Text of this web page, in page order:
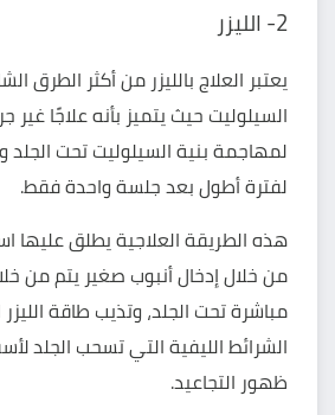
2- الليزر
يعتبر العلاج بالليزر من أكثر الطرق
السيلوليت حيث يتميز بأنه علاجًا
لمهاجمة بنية السيلوليت تحت الجلد
لفترة أطول بعد جلسة واحدة فقط.
من خلال إدخال أنبوب صغير يتم من
مباشرة تحت الجلد، وتذيب طاقة
الشرائط الليفية التي تسحب الجلد
ظهور التجاعيد.